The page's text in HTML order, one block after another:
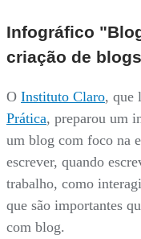
Infográfico
criação de blogs
O Instituto Claro, que
Prática, preparou um
um blog com foco na
escrever, quando
trabalho, como
que são importantes
com blog.